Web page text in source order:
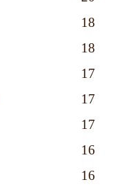
18
18
17
17
17
16
16